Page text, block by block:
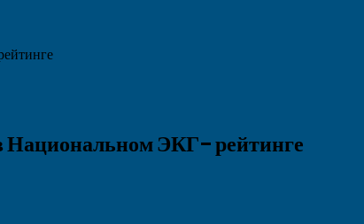
Национальном ЭКГ- рейтинге